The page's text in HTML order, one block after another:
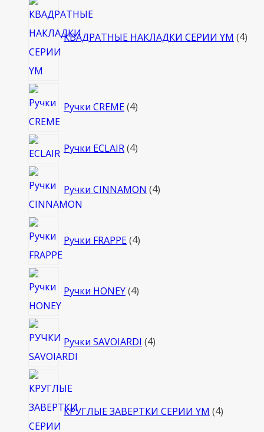
КВАДРАТНЫЕ НАКЛАДКИ СЕРИИ YM 4
Ручки CREME 4товара
Ручки ECLAIR 44
Ручки CINNAMON 4товара
Ручки FRAPPE 4товара
Ручки HONEY 4товара
Ручки SAVOIARDI 4товара
КРУГЛЫЕ ЗАВЕРТКИ СЕРИИ YM 4